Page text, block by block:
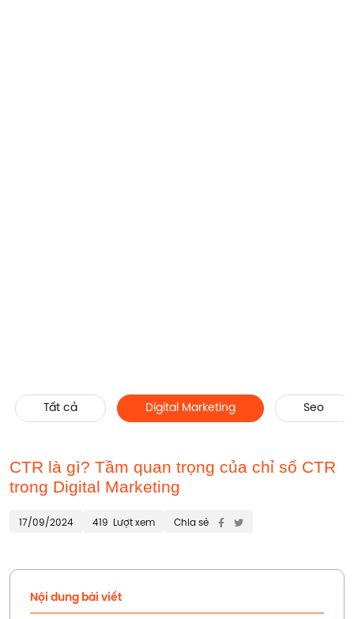
trọng của chỉ số CTR trong Digital Marketing
Tất cả
Digital Marketing Seo
CTR là gì? Tầm quan trọng của chỉ số CTR
trong Digital Marketing
17/09/2024 419 Lượt xem Chia sẻ
Nội dung bài viết